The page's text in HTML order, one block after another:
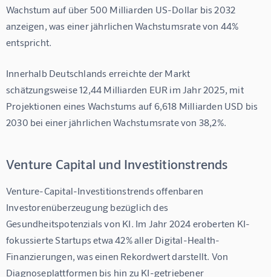
Wachstum auf über 500 Milliarden US-Dollar bis 2032
anzeigen, was einer jährlichen Wachstumsrate von 44%
entspricht.
Innerhalb Deutschlands erreichte der Markt
schätzungsweise 12,44 Milliarden EUR im Jahr 2025, mit
Projektionen eines Wachstums auf 6,618 Milliarden USD bis
2030 bei einer jährlichen Wachstumsrate von 38,2%.
Venture Capital und Investitionstrends
Venture-Capital-Investitionstrends offenbaren
Investorenüberzeugung bezüglich des
Gesundheitspotenzials von KI. Im Jahr 2024 eroberten KI-
fokussierte Startups etwa 42% aller Digital-Health-
Finanzierungen, was einen Rekordwert darstellt. Von
Diagnoseplattformen bis hin zu KI-getriebener